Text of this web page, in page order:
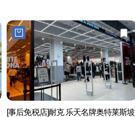
[事后免税店]耐克 乐天名牌奥特莱斯坡